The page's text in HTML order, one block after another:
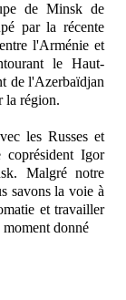
de Minsk de
par la récente
l'Arménie et
le Haut-
de l'Azerbaïdjan
la région.
les Russes et
coprésident Igor
Malgré notre
savons la voie à
et travailler
moment donné